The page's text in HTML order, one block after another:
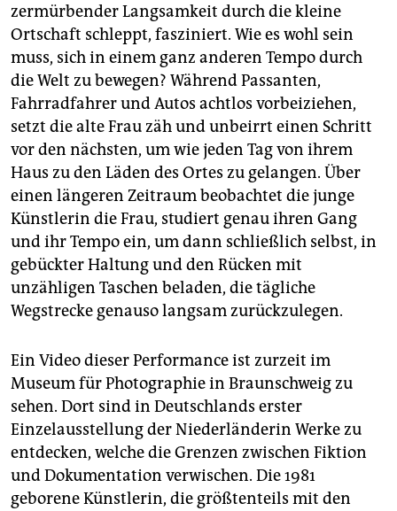
abo
genossenschaft
epaper login
zermürbender Langsamkeit durch die kleine
Ortschaft schleppt, fasziniert. Wie es wohl sein
muss, sich in einem ganz anderen Tempo durch
die Welt zu bewegen? Während Passanten,
Fahrradfahrer und Autos achtlos vorbeiziehen,
setzt die alte Frau zäh und unbeirrt einen Schritt
vor den nächsten, um wie jeden Tag von ihrem
Haus zu den Läden des Ortes zu gelangen. Über
einen längeren Zeitraum beobachtet die junge
Künstlerin die Frau, studiert genau ihren Gang
und ihr Tempo ein, um dann schließlich selbst, in
gebückter Haltung und den Rücken mit
unzähligen Taschen beladen, die tägliche
Wegstrecke genauso langsam zurückzulegen.
Ein Video dieser Performance ist zurzeit im
Museum für Photographie in Braunschweig zu
sehen. Dort sind in Deutschlands erster
Einzelausstellung der Niederländerin Werke zu
entdecken, welche die Grenzen zwischen Fiktion
und Dokumentation verwischen. Die 1981
geborene Künstlerin, die größtenteils mit den